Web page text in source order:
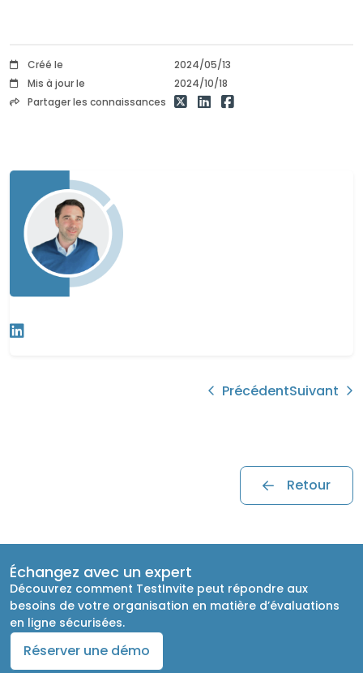
Créé le
2024/05/13
Mis à jour le
2024/10/18
Partager les connaissances
PrécédentSuivant
Retour
Échangez avec un expert
Découvrez comment TestInvite peut répondre aux
besoins de votre organisation en matière d’évaluations
en ligne sécurisées.
Réserver une démo